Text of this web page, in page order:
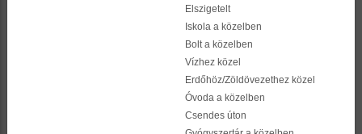
Elszigetelt
Iskola a közelben
Bolt a közelben
Vízhez közel
Erdőhöz/Zöldövezethez közel
Óvoda a közelben
Csendes úton